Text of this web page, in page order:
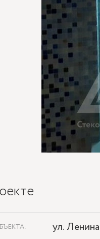
ул. Ленина